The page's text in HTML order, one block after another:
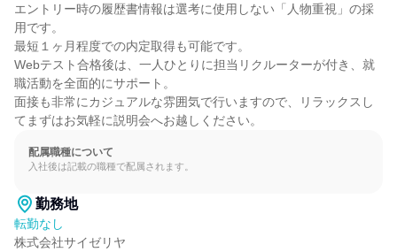
エントリー時の履歴書情報は選考に使用しない「人物重視」の採
用です。
最短１ヶ月程度での内定取得も可能です。
Webテスト合格後は、一人ひとりに担当リクルーターが付き、就
職活動を全面的にサポート。
面接も非常にカジュアルな雰囲気で行いますので、リラックスし
てまずはお気軽に説明会へお越しください。
配属職種について
入社後は記載の職種で配属されます。
勤務地
転勤なし
株式会社サイゼリヤ